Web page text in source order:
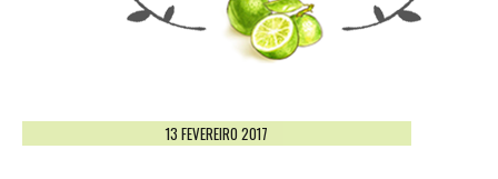
13 FEVEREIRO 2017